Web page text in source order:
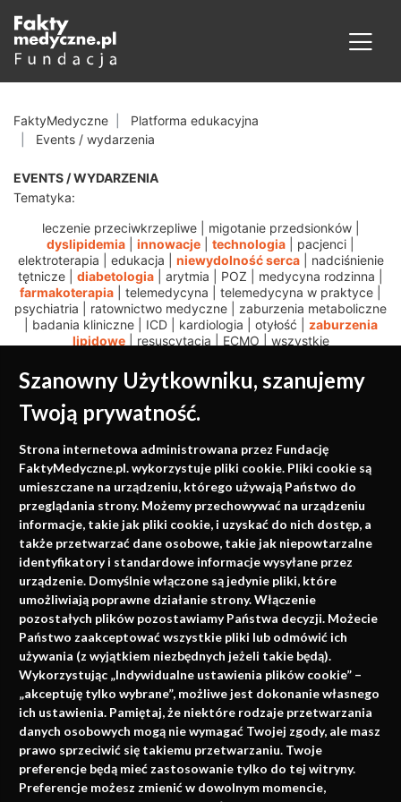
Szanowny Użytkowniku, szanujemy
Twoją prywatność.
Strona internetowa administrowana przez Fundację
FaktyMedyczne.pl. wykorzystuje pliki cookie. Pliki cookie są
umieszczane na urządzeniu, którego używają Państwo do
przeglądania strony. Możemy przechowywać na urządzeniu
informacje, takie jak pliki cookie, i uzyskać do nich dostęp, a
także przetwarzać dane osobowe, takie jak niepowtarzalne
identyfikatory i standardowe informacje wysyłane przez
urządzenie. Domyślnie włączone są jedynie pliki, które
umożliwiają poprawne działanie strony. Włączenie
pozostałych plików pozostawiamy Państwa decyzji. Możecie
Państwo zaakceptować wszystkie pliki lub odmówić ich
używania (z wyjątkiem niezbędnych jeżeli takie będą).
Wykorzystując „Indywidualne ustawienia plików cookie” –
„akceptuję tylko wybrane”, możliwe jest dokonanie własnego
ich ustawienia. Pamiętaj, że niektóre rodzaje przetwarzania
danych osobowych mogą nie wymagać Twojej zgody, ale masz
prawo sprzeciwić się takiemu przetwarzaniu. Twoje
preferencje będą mieć zastosowanie tylko do tej witryny.
Preferencje możesz zmienić w dowolnym momencie,
FaktyMedyczne
Platforma edukacyjna
Events / wydarzenia
EVENTS / WYDARZENIA
Tematyka:
leczenie przeciwkrzepliwe| migotanie przedsionków|
dyslipidemia
innowacje technologia pacjenci
elektroterapia
edukacja niewydolność serca| nadciśnienie
tętnicze
diabetologia arytmia POZ medycyna rodzinna
farmakoterapia
telemedycyna telemedycyna w praktyce
psychiatria
ratownictwo medyczne
zaburzenia metaboliczne
badania kliniczne| ICD| kardiologia otyłość
zaburzenia
lipidowe| resuscytacja ECMO wszystkie
Medycyna oparta na
faktach
Konferencje, szkolenia, e-learning, wydawnictwo
Napisz do nas
info@faktymedyczne.pl
ul. Towarowa 2
43-460 Wisła